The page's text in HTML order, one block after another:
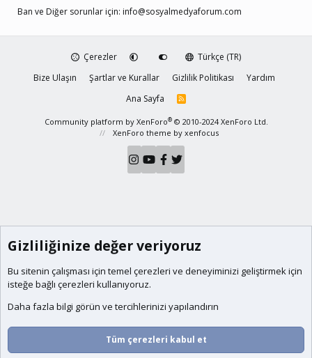
Ban ve Diğer sorunlar için: info@sosyalmedyaforum.com
Çerezler
Türkçe (TR)
Bize Ulaşın
Şartlar ve Kurallar Gizlilik Politikası
Yardım
Ana Sayfa
R
Community platform by XenForo® © 2010-2024 XenForo Ltd.
XenForo theme by xenfocus
Gizliliğinize değer veriyoruz
Bu sitenin çalışması için temel çerezleri ve deneyiminizi geliştirmek için
isteğe bağlı çerezleri kullanıyoruz.
Daha fazla bilgi görün ve tercihlerinizi yapılandırın
Tüm çerezleri kabul et